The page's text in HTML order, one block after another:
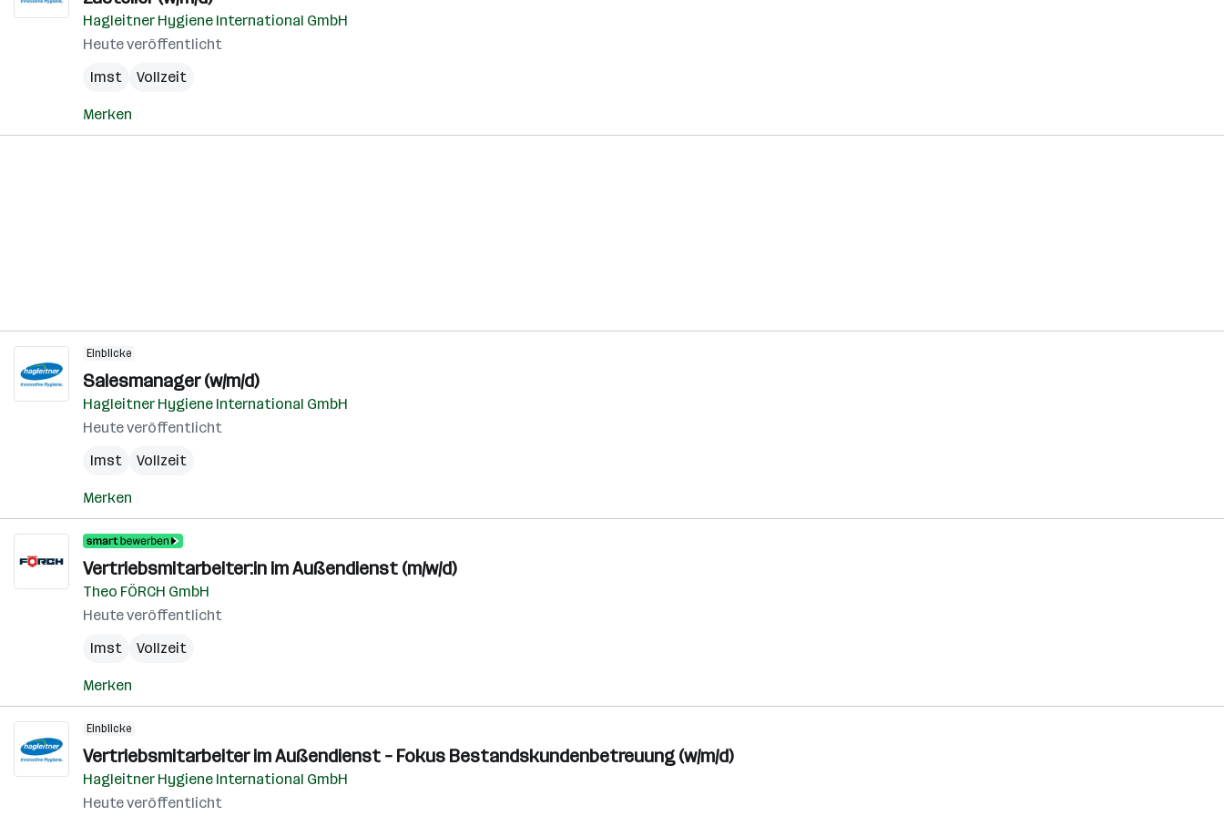
Hagleitner Hygiene International GmbH
Heute veröffentlicht
Imst
Vollzeit
Merken
Einblicke
Salesmanager (w/m/d)
Hagleitner Hygiene International GmbH
Heute veröffentlicht
Imst
Vollzeit
Merken
Vertriebsmitarbeiter:in im Außendienst (m/w/d)
Theo FÖRCH GmbH
Heute veröffentlicht
Imst
Vollzeit
Merken
Einblicke
Vertriebsmitarbeiter im Außendienst – Fokus Bestandskundenbetreuung (w/m/d)
Hagleitner Hygiene International GmbH
Heute veröffentlicht